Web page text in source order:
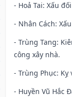
- Hoả Tai: Xấu
- Nhân Cách:
- Trùng Tang:
công xây nhà.
- Trùng Phục:
- Huyền Vũ Hắc